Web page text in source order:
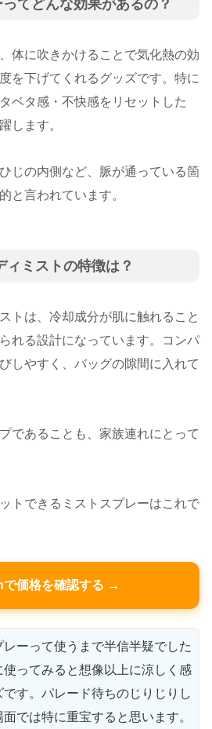
てどんな効果があるの？
体に吹きかけることで気化熱の効
を下げてくれるグッズです。特に
ベタ感・不快感をリセットした
します。
じの内側など、脈が通っている箇
と言われています。
ィミストの特徴は？
トは、冷却成分が肌に触れること
れる設計になっています。コンパ
しやすく、バッグの隙間に入れて
であることも、家族連れにとって
トできるミストスプレーはこれで
価格を確認する →
レーって使うまで半信半疑でした
使ってみると想像以上に涼しく感
です。パレード待ちのじりじりし
では特に重宝すると思います。